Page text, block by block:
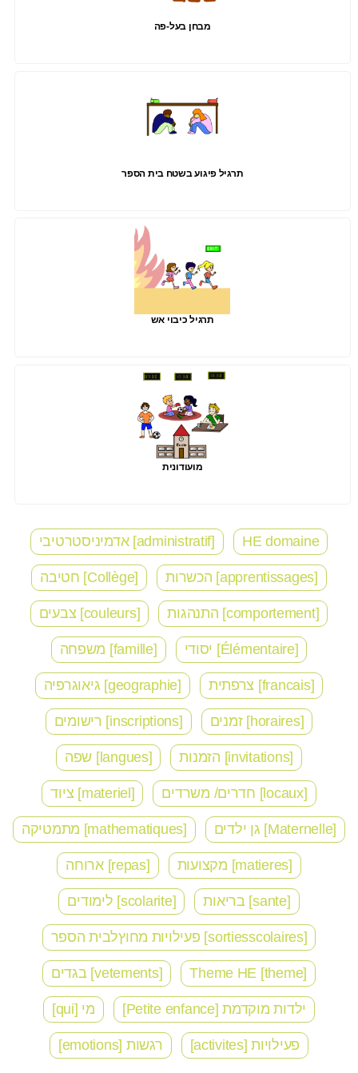
מבחן בעל-פה
תרגיל פיגוע בשטח בית הספר
תרגיל כיבוי אש
מועודונית
HE domaine [administratif] אדמיניסטרטיבי
[apprentissages] הכשרות [Collège] חטיבה
[comportement] התנהגות [couleurs] צבעים
[Élémentaire] יסודי [famille] משפחה
[francais] צרפתית [geographie] גיאוגרפיה
[horaires] זמנים [inscriptions] רישומים
[invitations] הזמנות [langues] שפה
[locaux] חדרים/ משרדים [materiel] ציוד
[Maternelle] גן ילדים [mathematiques] מתמטיקה
[matieres] מקצועות [repas] ארוחה
[sante] בריאות [scolarite] לימודים
[sortiesscolaires] פעילויות מחוץלבית הספר
[theme] Theme HE [vetements] בגדים
ילדות מוקדמת [Petite enfance] מי [qui]
פעילויות [activites] רגשות [emotions]